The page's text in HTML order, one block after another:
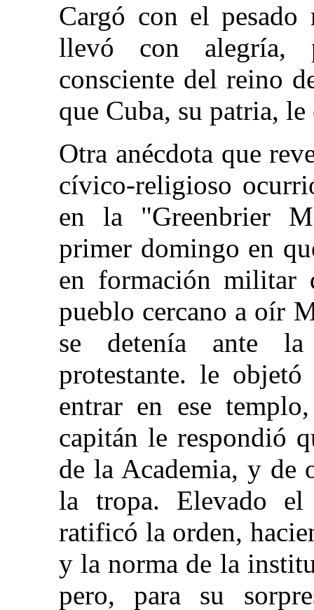
Cargó con el
llevó con alegría,
consciente del reino
que Cuba, su patria,
Otra anécdota que
cívico-religioso
en la "Greenbrier
primer domingo en
en formación militar
pueblo cercano a oír
se detenía ante
protestante. le
entrar en ese
capitán le respondió
de la Academia, y de
la tropa. Elevado el
ratificó la orden,
y la norma de la
pero, para su